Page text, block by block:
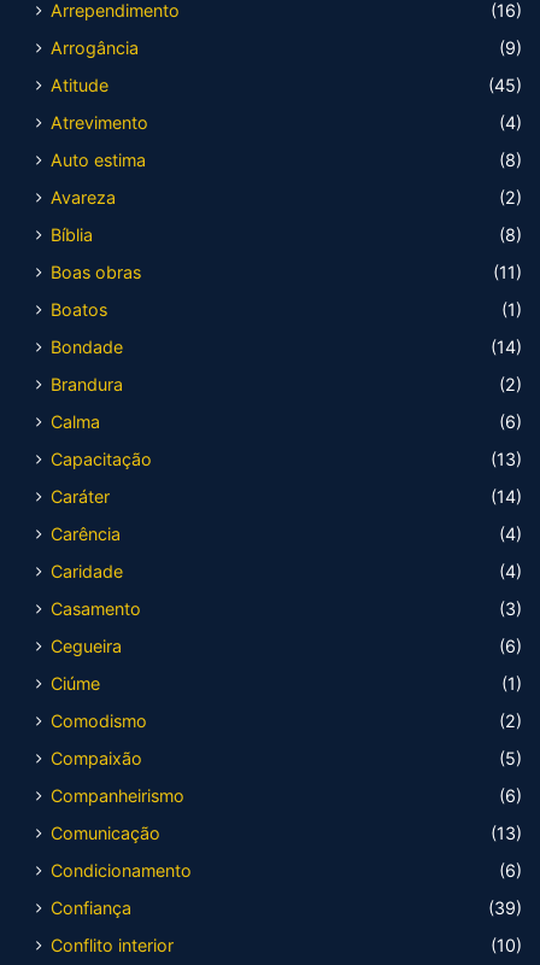
Arrependimento
(16)
Arrogância
(9)
Atitude
(45)
Atrevimento
(4)
Auto estima
(8)
Avareza
(2)
Bíblia
(8)
Boas obras
(11)
Boatos
(1)
Bondade
(14)
Brandura
(2)
Calma
(6)
Capacitação
(13)
Caráter
(14)
Carência
(4)
Caridade
(4)
Casamento
(3)
Cegueira
(6)
Ciúme
(1)
Comodismo
(2)
Compaixão
(5)
Companheirismo
(6)
Comunicação
(13)
Condicionamento
(6)
Confiança
(39)
Conflito interior
(10)